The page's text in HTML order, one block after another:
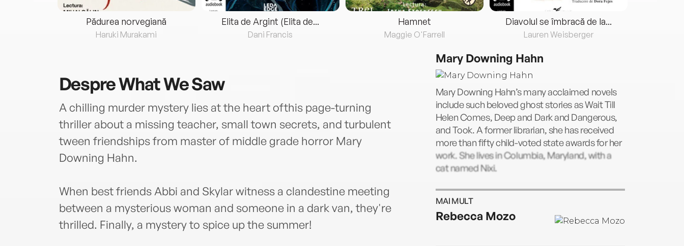
Pădurea norvegiană
Haruki Murakami
Elita de Argint (Elita de...
Dani Francis
Hamnet
Maggie O'Farrell
Diavolul se îmbracă de la...
Lauren Weisberger
DespreWhat We Saw
A chilling murder mystery lies at the heart ofthis page-turning
thriller about a missing teacher, small town secrets, and turbulent
tween friendships from master of middle grade horror Mary
Downing Hahn.
When best friends Abbi and Skylar witness a clandestine meeting
between a mysterious woman and someone in a dark van, they're
thrilled. Finally, a mystery to spice up the summer!
Mary Downing Hahn
Mary Downing Hahn’s many acclaimed novels
include such beloved ghost stories as Wait Till
Helen Comes, Deep and Dark and Dangerous,
and Took. A former librarian, she has received
more than fifty child-voted state awards for her
work. She lives in Columbia, Maryland, with a
cat named Nixi.
MAI MULT
Rebecca Mozo